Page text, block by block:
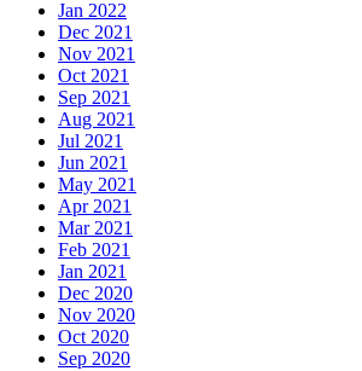
Jan 2022
Dec 2021
Nov 2021
Oct 2021
Sep 2021
Aug 2021
Jul 2021
Jun 2021
May 2021
Apr 2021
Mar 2021
Feb 2021
Jan 2021
Dec 2020
Nov 2020
Oct 2020
Sep 2020